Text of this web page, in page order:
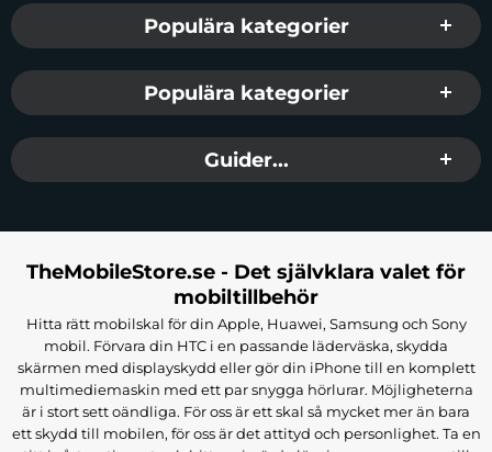
Populära kategorier
Populära kategorier
Guider...
TheMobileStore.se - Det självklara valet för
mobiltillbehör
Hitta rätt mobilskal för din Apple, Huawei, Samsung och Sony
mobil. Förvara din HTC i en passande läderväska, skydda
skärmen med displayskydd eller gör din iPhone till en komplett
multimediemaskin med ett par snygga hörlurar. Möjligheterna
är i stort sett oändliga. För oss är ett skal så mycket mer än bara
ett skydd till mobilen, för oss är det attityd och personlighet. Ta en